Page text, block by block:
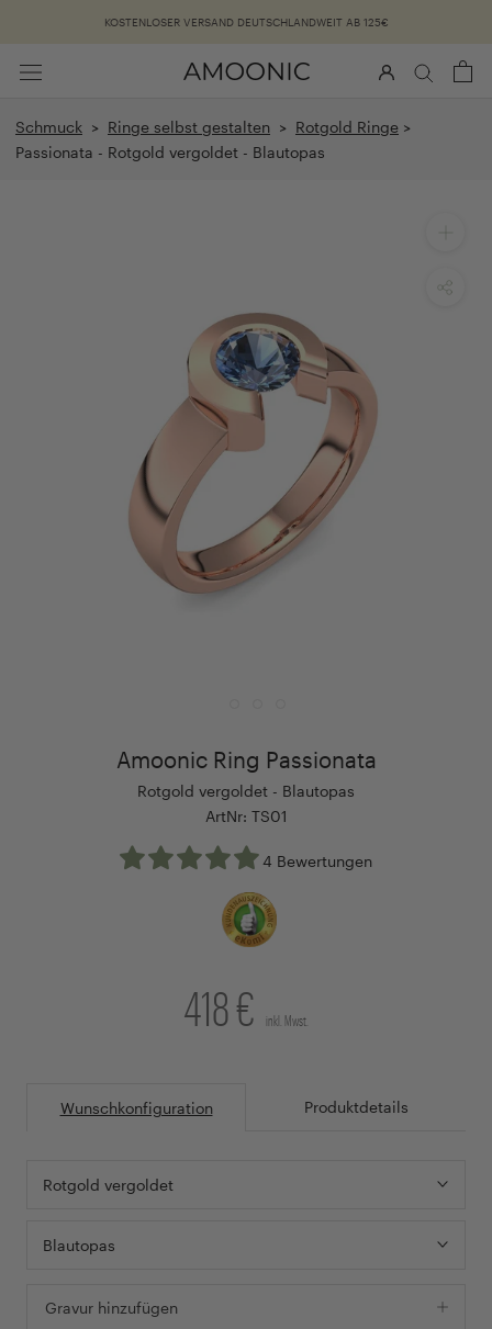
KOSTENLOSER VERSAND DEUTSCHLANDWEIT AB 125€
Schmuck > Ringe selbst gestalten > Rotgold Ringe >
Passionata - Rotgold vergoldet - Blautopas
Amoonic Ring Passionata
Rotgold vergoldet - Blautopas
ArtNr: TS01
4 Bewertungen
418 € inkl. Mwst.
Wunschkonfiguration Produktdetails
Rotgold vergoldet
Blautopas
Gravur hinzufügen